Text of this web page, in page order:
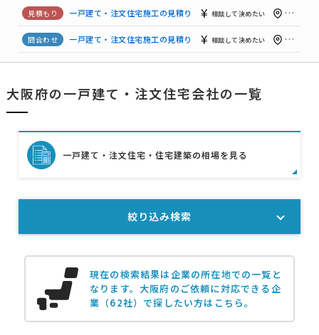
一戸建て・注文住宅施工の見積り 5000万円まで 大阪府
一戸建て・注文住宅施工の見積り 相談して決めたい 大阪府
一戸建て・注文住宅施工の見積り
一戸建て・注文住宅施工の見積り 3000万円まで
大阪府の一戸建て・注文住宅会社の一覧
現在の検索結果は企業の所在地での一覧と
なります。 大阪府のご依頼に対応できる企
業（62社）で探したい方はこちら。
一戸建て・注文住宅・住宅建築の相場を見る
絞り込み検索